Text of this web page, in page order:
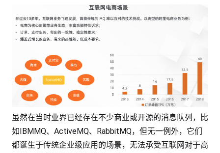
虽然在当时业界已经存在不少商业或开源的消息队列，比
如IBMMQ、ActiveMQ、RabbitMQ，但无一例外，它们
都诞生于传统企业级应用的场景，无法承受互联网对于高